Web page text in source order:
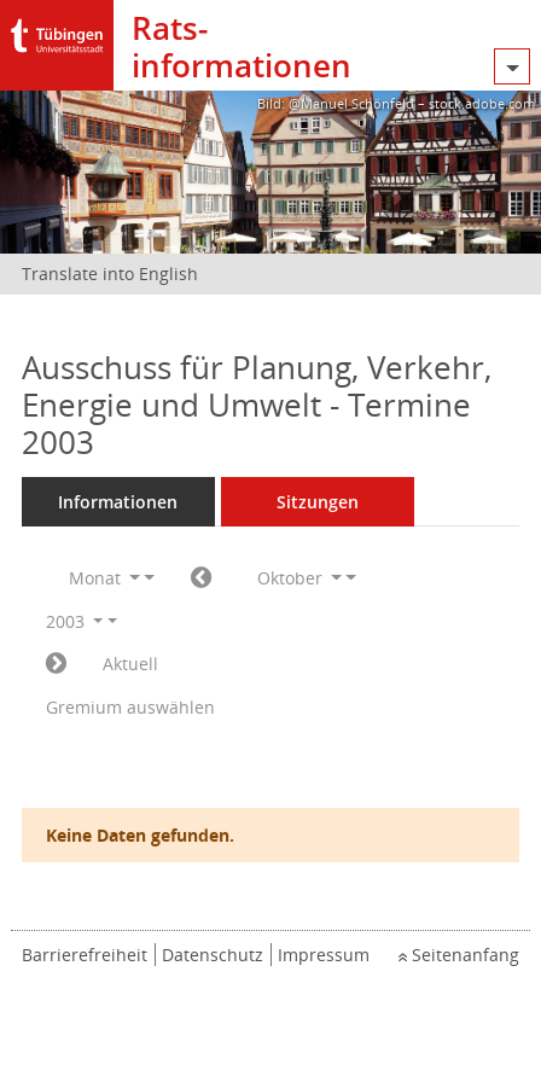
Rats­
informationen
Bild: @Manuel Schönfeld – stock.adobe.com
Translate into English
Ausschuss für Planung, Verkehr,
Energie und Umwelt - Termine
2003
Informationen Sitzungen
Monat
Oktober
2003
Aktuell
Gremium auswählen
Keine Daten gefunden.
Barrierefreiheit Datenschutz Impressum Seitenanfang